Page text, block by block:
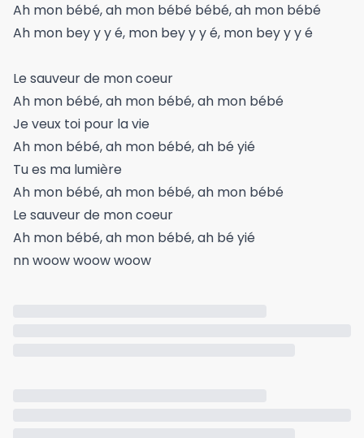
Ah mon bébé, ah mon bébé bébé, ah mon bébé
Ah mon bey y y é, mon bey y y é, mon bey y y é
Le sauveur de mon coeur
Ah mon bébé, ah mon bébé, ah mon bébé
Je veux toi pour la vie
Ah mon bébé, ah mon bébé, ah bé yié
Tu es ma lumière
Ah mon bébé, ah mon bébé, ah mon bébé
Le sauveur de mon coeur
Ah mon bébé, ah mon bébé, ah bé yié
nn woow woow woow